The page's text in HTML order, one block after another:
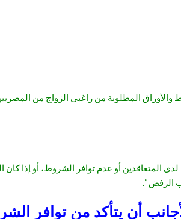
القانون رقم 68 لسنة 1947 الخاص بالتوثيق عدد من الشروط والأوراق المطلوبة من
المتعاقدين أو عدم توافر الشروط، أو إذا
الرفض “.
أن يتأكد من توافر